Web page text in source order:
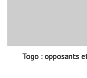
Togo : opposants